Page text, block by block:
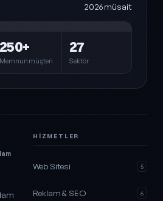
2026 müsait
250+
Memnun müşteri
27
Sektör
HIZMETLER
Web Sitesi 5
Reklam & SEO 6